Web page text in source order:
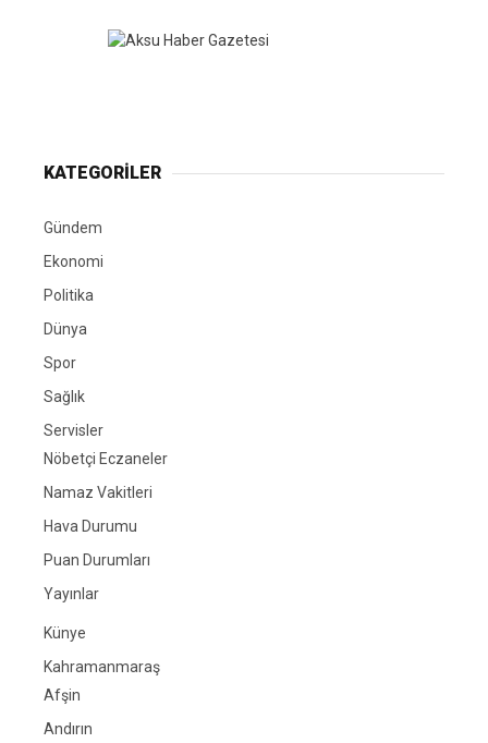
KATEGORİLER
Gündem
Ekonomi
Politika
Dünya
Spor
Sağlık
Servisler
Nöbetçi Eczaneler
Namaz Vakitleri
Hava Durumu
Puan Durumları
Yayınlar
Künye
Kahramanmaraş
Afşin
Andırın